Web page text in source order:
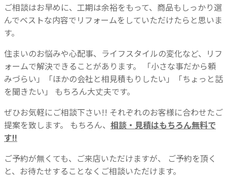
ご相談はお早めに、工期は余裕をもって、商品もしっかり選
んでベストな内容でリフォームをしていただけたらと思いま
す。
住まいのお悩みや心配事、ライフスタイルの変化など、リフ
ォームで解決できることがあります。
「小さな事だから頼
みづらい」「ほかの会社と相見積もりしたい」「ちょっと話
を聞きたい」
もちろん大丈夫です。
ぜひお気軽にご相談下さい!! それぞれのお客様に合わせたご
提案を致します。
もちろん、 相談・見積はもちろん無料で
す!!
ご予約が無くても、ご来店いただけますが、
ご予約を頂く
と、お待たせすることなくご相談いただけます。